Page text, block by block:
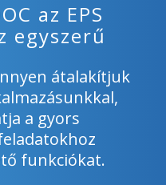
az EPS
egyszerű
átalakítjuk
a gyors
funkciókat.